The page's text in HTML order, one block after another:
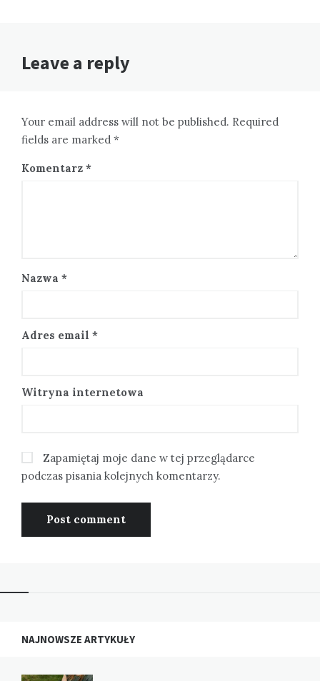
Leave a reply
Your email address will not be published. Required
fields are marked *
Komentarz *
Nazwa *
Adres email *
Witryna internetowa
Zapamiętaj moje dane w tej przeglądarce
podczas pisania kolejnych komentarzy.
NAJNOWSZE ARTYKUŁY